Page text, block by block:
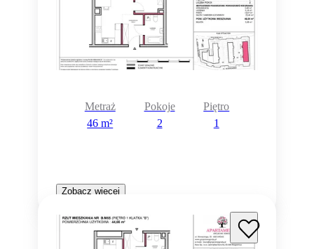
Metraż
46 m²
Pokoje
2
Piętro
1
Zobacz więcej